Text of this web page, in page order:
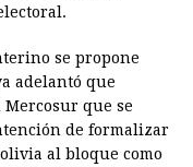
se propone
adelantó que
Mercosur que se
de formalizar
al bloque como